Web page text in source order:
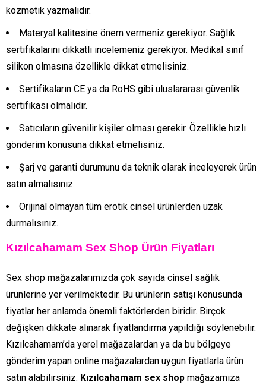
kozmetik yazmalıdır.
Materyal kalitesine önem vermeniz gerekiyor. Sağlık
sertifikalarını dikkatli incelemeniz gerekiyor. Medikal sınıf
silikon olmasına özellikle dikkat etmelisiniz.
Sertifikaların CE ya da RoHS gibi uluslararası güvenlik
sertifikası olmalıdır.
Satıcıların güvenilir kişiler olması gerekir. Özellikle hızlı
gönderim konusuna dikkat etmelisiniz.
Şarj ve garanti durumunu da teknik olarak inceleyerek ürün
satın almalısınız.
Orijinal olmayan tüm erotik cinsel ürünlerden uzak
durmalısınız.
Kızılcahamam Sex Shop Ürün Fiyatları
Sex shop mağazalarımızda çok sayıda cinsel sağlık
ürünlerine yer verilmektedir. Bu ürünlerin satışı konusunda
fiyatlar her anlamda önemli faktörlerden biridir. Birçok
değişken dikkate alınarak fiyatlandırma yapıldığı söylenebilir.
Kızılcahamam’da yerel mağazalardan ya da bu bölgeye
gönderim yapan online mağazalardan uygun fiyatlarla ürün
satın alabilirsiniz. Kızılcahamam sex shop mağazamıza